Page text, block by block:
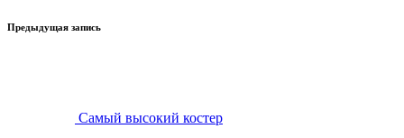
Навигация
Предыдущая запись
Самый высокий костер